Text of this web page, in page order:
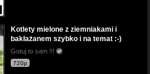
Kotlety mielone z ziemniakami i
bakłażanem szybko i na temat :-)
Gotuj to sam !!!
720p